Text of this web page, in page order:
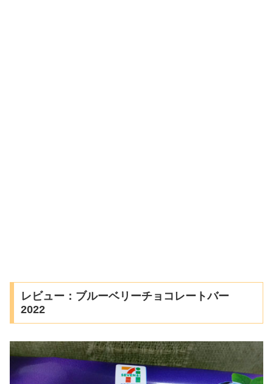
レビュー：ブルーベリーチョコレートバー
2022